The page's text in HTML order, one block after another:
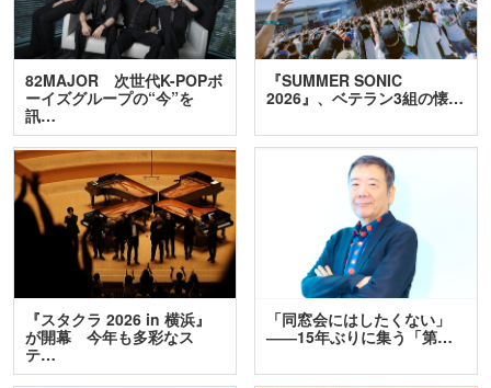
82MAJOR 次世代K-POPボ
ーイズグループの“今”を
訊…
『SUMMER SONIC
2026』、ベテラン3組の懐…
『スタクラ 2026 in 横浜』
が開幕 今年も多彩なス
テ…
「同窓会にはしたくない」
――15年ぶりに集う「第…